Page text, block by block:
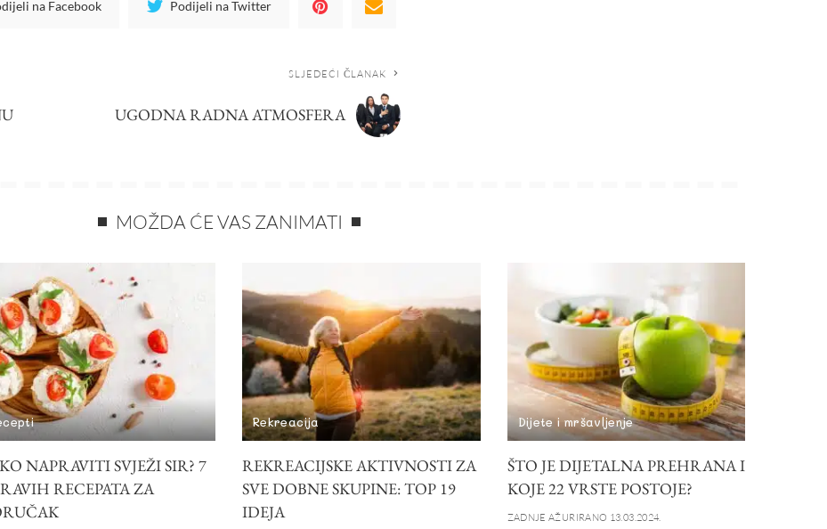
na Facebook Podijeli na Twitter
SLJEDEĆI ČLANAK
UGODNA RADNA ATMOSFERA
MOŽDA ĆE VAS ZANIMATI
NAPRAVITI SVJEŽI SIR? 7
RECEPATA ZA
Rekreacija
REKREACIJSKE AKTIVNOSTI ZA
SVE DOBNE SKUPINE: TOP 19
IDEJA
Dijete i mršavljenje
ŠTO JE DIJETALNA PREHRANA I
KOJE 22 VRSTE POSTOJE?
ZADNJE AŽURIRANO 13.03.2024.